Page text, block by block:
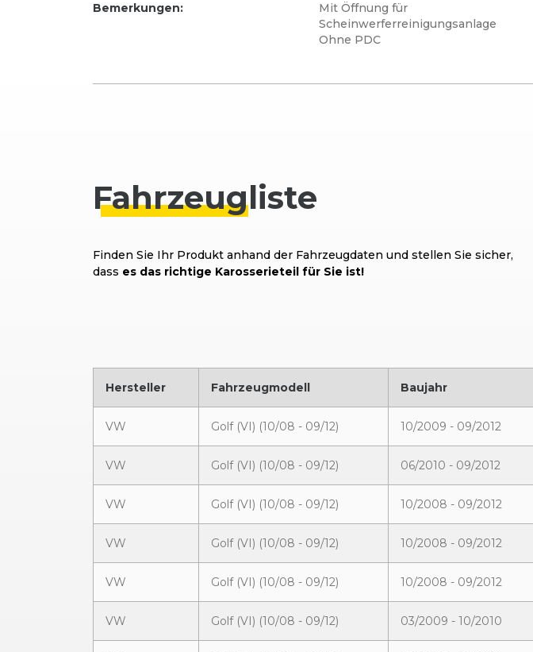
Bemerkungen:
Mit Öffnung für
Scheinwerferreinigungsanlage
Ohne PDC
Fahrzeugliste
Finden Sie Ihr Produkt anhand der Fahrzeugdaten und stellen Sie sicher,
dass es das richtige Karosserieteil für Sie ist!
Hersteller Fahrzeugmodell Baujahr
VW Golf (VI) (10/08 - 09/12) 10/2009 - 09/2012
VW Golf (VI) (10/08 - 09/12) 06/2010 - 09/2012
VW Golf (VI) (10/08 - 09/12) 10/2008 - 09/2012
VW Golf (VI) (10/08 - 09/12) 10/2008 - 09/2012
VW Golf (VI) (10/08 - 09/12) 10/2008 - 09/2012
VW Golf (VI) (10/08 - 09/12) 03/2009 - 10/2010